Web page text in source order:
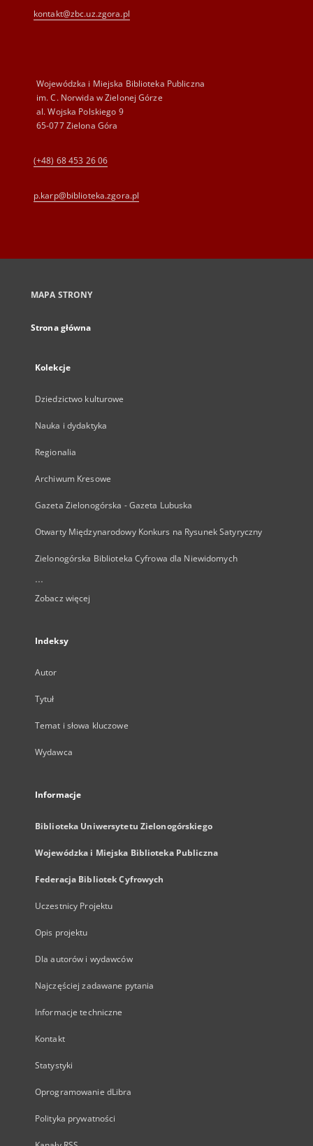
kontakt@zbc.uz.zgora.pl
Wojewódzka i Miejska Biblioteka Publiczna
im. C. Norwida w Zielonej Górze
al. Wojska Polskiego 9
65-077 Zielona Góra
(+48) 68 453 26 06
p.karp@biblioteka.zgora.pl
MAPA STRONY
Strona główna
Kolekcje
Dziedzictwo kulturowe
Nauka i dydaktyka
Regionalia
Archiwum Kresowe
Gazeta Zielonogórska - Gazeta Lubuska
Otwarty Międzynarodowy Konkurs na Rysunek Satyryczny
Zielonogórska Biblioteka Cyfrowa dla Niewidomych
...
Zobacz więcej
Indeksy
Autor
Tytuł
Temat i słowa kluczowe
Wydawca
Informacje
Biblioteka Uniwersytetu Zielonogórskiego
Wojewódzka i Miejska Biblioteka Publiczna
Federacja Bibliotek Cyfrowych
Uczestnicy Projektu
Opis projektu
Dla autorów i wydawców
Najczęściej zadawane pytania
Informacje techniczne
Kontakt
Statystyki
Oprogramowanie dLibra
Polityka prywatności